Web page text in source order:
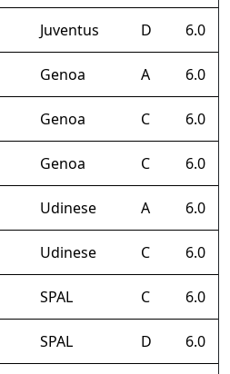
Juventus D 6.0
Genoa A 6.0
Genoa C 6.0
Genoa C 6.0
Udinese A 6.0
Udinese C 6.0
SPAL C 6.0
SPAL D 6.0